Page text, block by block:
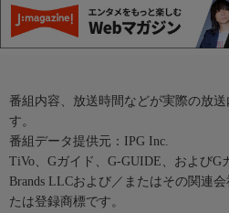
番組内容、放送時間などが実際の放
す。
番組データ提供元：IPG Inc.
TiVo、Gガイド、G-GUIDE、およびG
Brands LLCおよび／またはその関連
たは登録商標です。